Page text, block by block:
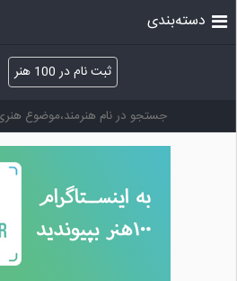
ثبت نام در 100 هنر
دسته‌بندی